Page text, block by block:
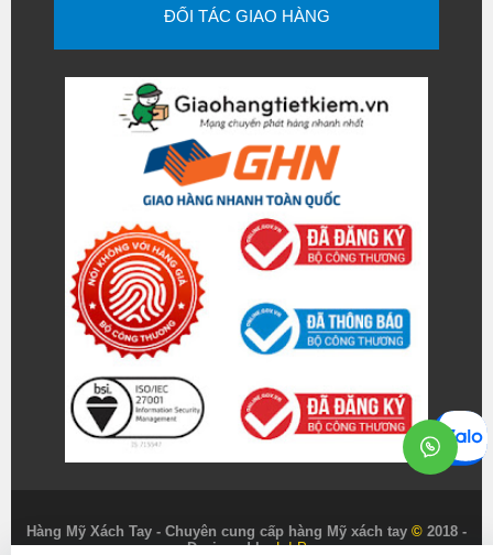
ĐỐI TÁC GIAO HÀNG
Hàng Mỹ Xách Tay - Chuyên cung cấp hàng Mỹ xách tay © 2018 -
Designed byL.I.P